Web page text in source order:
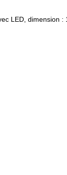
LED, dimension :
: